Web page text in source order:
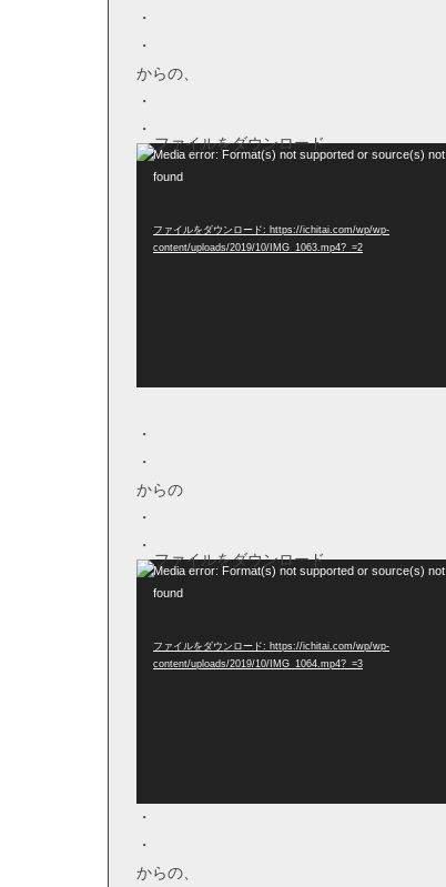
・
・
からの、
・
・
動
レー
Media error: Format(s) not supported or source(s) not
found
ファイルをダウンロード: https://ichitai.com/wp/wp-
content/uploads/2019/10/IMG_1063.mp4?_=2
・
・
からの
・
・
動
レー
Media error: Format(s) not supported or source(s) not
found
ファイルをダウンロード: https://ichitai.com/wp/wp-
content/uploads/2019/10/IMG_1064.mp4?_=3
・
・
からの、